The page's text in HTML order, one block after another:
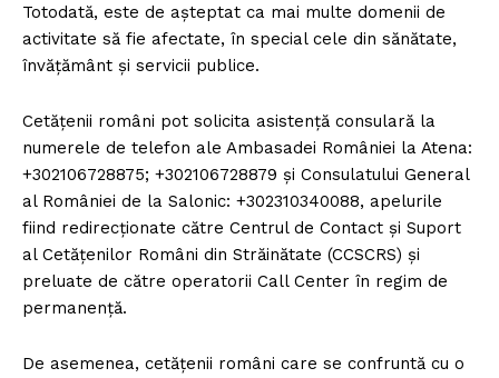
Totodată, este de așteptat ca mai multe domenii de
activitate să fie afectate, în special cele din sănătate,
învățământ și servicii publice.
Cetățenii români pot solicita asistență consulară la
numerele de telefon ale Ambasadei României la Atena:
+302106728875; +302106728879 și Consulatului General
al României de la Salonic: +302310340088, apelurile
fiind redirecționate către Centrul de Contact și Suport
al Cetățenilor Români din Străinătate (CCSCRS) și
preluate de către operatorii Call Center în regim de
permanență.
De asemenea, cetățenii români care se confruntă cu o